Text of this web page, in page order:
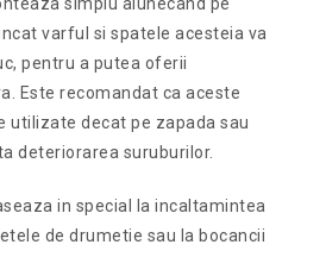
varful si spatele acesteia va
pentru a putea oferii
Este recomandat ca aceste
utilizate decat pe zapada sau
deteriorarea suruburilor.
in special la incaltamintea
de drumetie sau la bocancii